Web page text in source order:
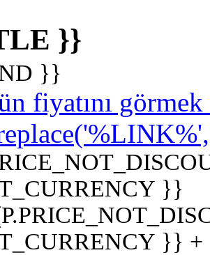
}}
}}
fiyatını
}}
}}